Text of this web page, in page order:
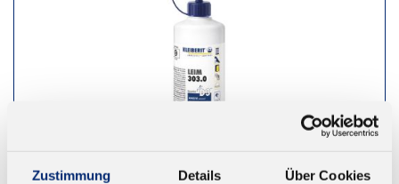
Zustimmung Details Über Cookies